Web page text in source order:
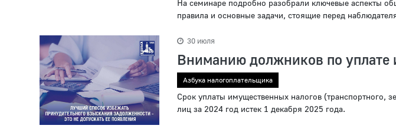
На семинаре подробно разобрали ключевые аспекты
правила и основные задачи, стоящие перед
30 июля
Вниманию должников по уплате
Азбука налогоплательщика
Срок уплаты имущественных налогов (транспортного,
лиц за 2024 год истек 1 декабря 2025 года.